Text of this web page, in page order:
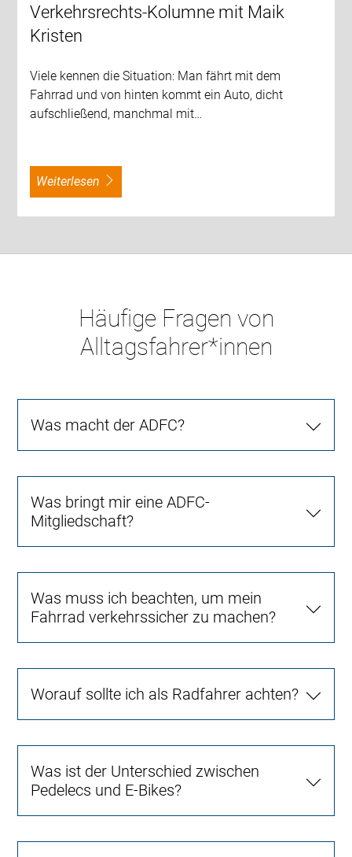
Verkehrsrechts-Kolumne mit Maik
Kristen
Viele kennen die Situation: Man fährt mit dem
Fahrrad und von hinten kommt ein Auto, dicht
aufschließend, manchmal mit…
weiterlesen
Häufige Fragen von
Alltagsfahrer*innen
Was macht der ADFC?
Was bringt mir eine ADFC-
Mitgliedschaft?
Was muss ich beachten, um mein
Fahrrad verkehrssicher zu machen?
Worauf sollte ich als Radfahrer achten?
Was ist der Unterschied zwischen
Pedelecs und E-Bikes?